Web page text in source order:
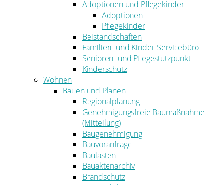
Adoptionen und Pflegekinder
Adoptionen
Pflegekinder
Beistandschaften
Familien- und Kinder-Servicebüro
Senioren- und Pflegestützpunkt
Kinderschutz
Wohnen
Bauen und Planen
Regionalplanung
Genehmigungsfreie Baumaßnahme
(Mitteilung)
Baugenehmigung
Bauvoranfrage
Baulasten
Bauaktenarchiv
Brandschutz